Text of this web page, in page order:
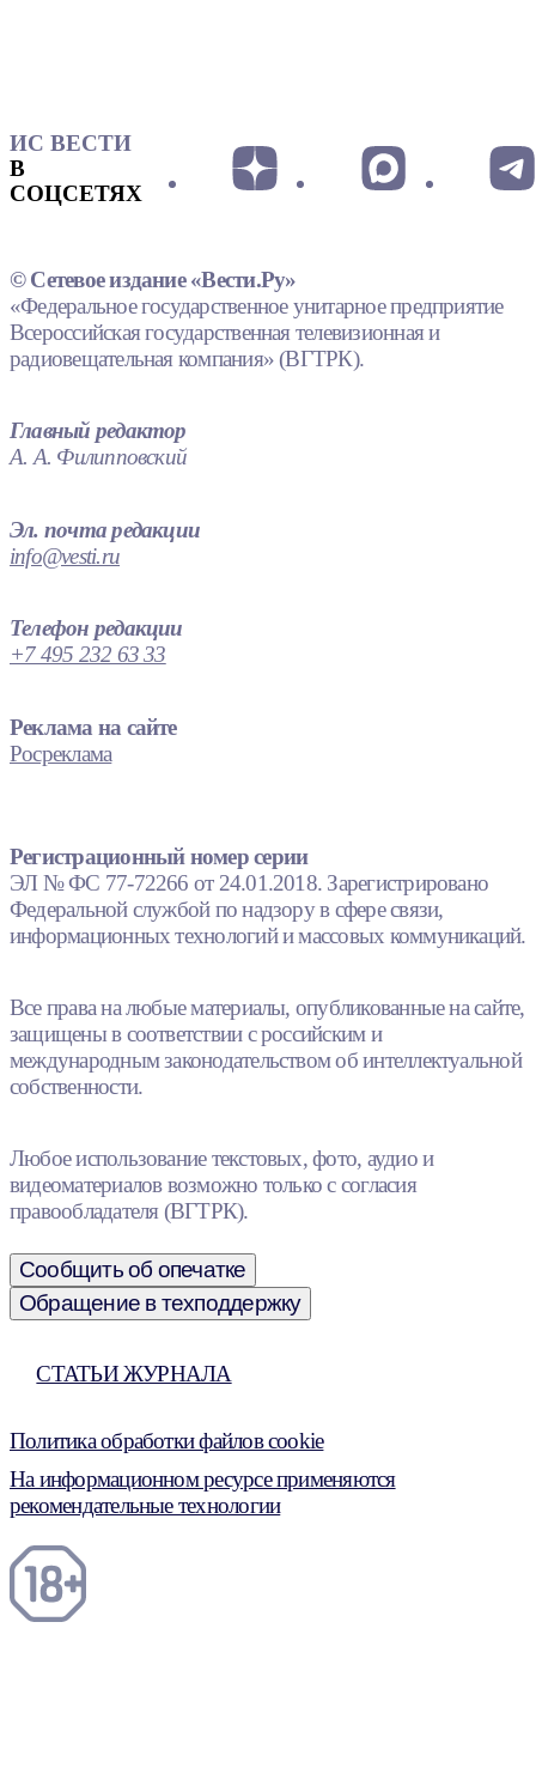
ИС ВЕСТИ
В
СОЦСЕТЯХ
© Сетевое издание «Вести.Ру»
«Федеральное государственное унитарное предприятие
Всероссийская государственная телевизионная и
радиовещательная компания» (ВГТРК).
Главный редактор
А. А. Филипповский
Эл. почта редакции
info@vesti.ru
Телефон редакции
+7 495 232 63 33
Реклама на сайте
Росреклама
Регистрационный номер серии
ЭЛ № ФС 77-72266 от 24.01.2018. Зарегистрировано
Федеральной службой по надзору в сфере связи,
информационных технологий и массовых коммуникаций.
Все права на любые материалы, опубликованные на сайте,
защищены в соответствии с российским и
международным законодательством об интеллектуальной
собственности.
Любое использование текстовых, фото, аудио и
видеоматериалов возможно только с согласия
правообладателя (ВГТРК).
Сообщить об опечатке
Обращение в техподдержку
СТАТЬИ ЖУРНАЛА
Политика обработки файлов cookie
На информационном ресурсе применяются
рекомендательные технологии